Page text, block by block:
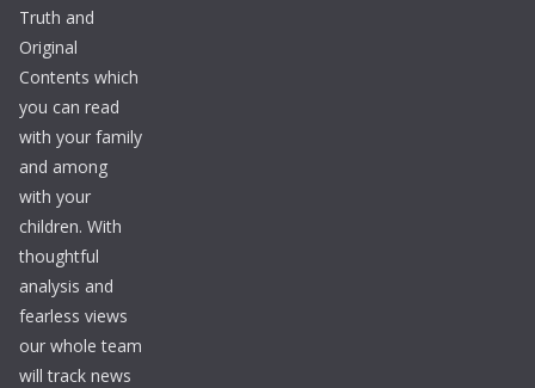
Truth and
Original
Contents which
you can read
with your family
and among
with your
children. With
thoughtful
analysis and
fearless views
our whole team
will track news